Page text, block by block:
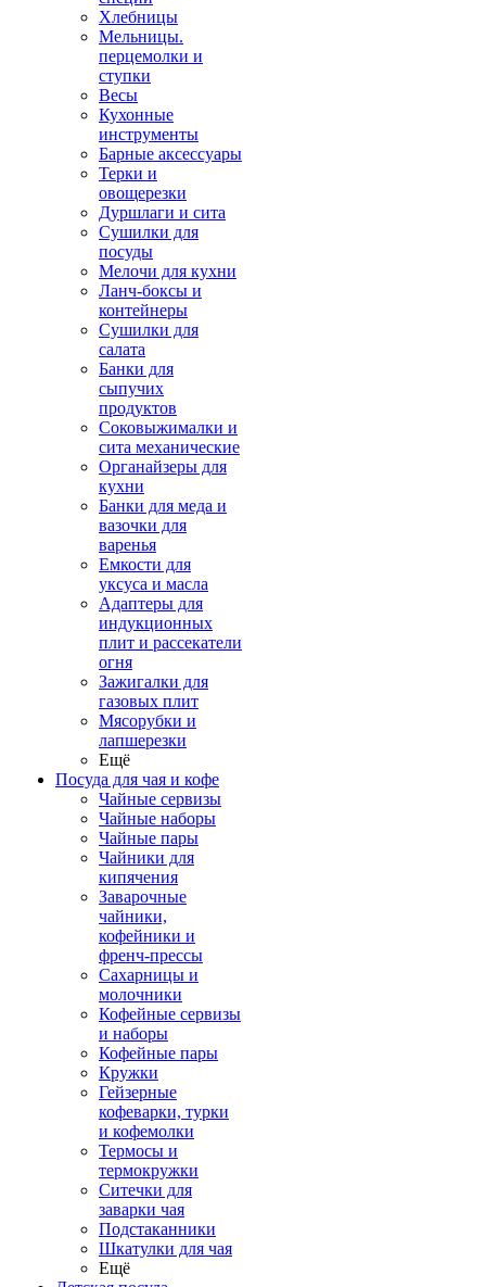
Хлебницы
Мельницы.
перцемолки и
ступки
Весы
Кухонные
инструменты
Барные аксессуары
Терки и
овощерезки
Дуршлаги и сита
Сушилки для
посуды
Мелочи для кухни
Ланч-боксы и
контейнеры
Сушилки для
салата
Банки для
сыпучих
продуктов
Соковыжималки и
сита механические
Органайзеры для
кухни
Банки для меда и
вазочки для
варенья
Емкости для
уксуса и масла
Адаптеры для
индукционных
плит и рассекатели
огня
Зажигалки для
газовых плит
Мясорубки и
лапшерезки
Ещё
Посуда для чая и кофе
Чайные сервизы
Чайные наборы
Чайные пары
Чайники для
кипячения
Заварочные
чайники,
кофейники и
френч-прессы
Сахарницы и
молочники
Кофейные сервизы
и наборы
Кофейные пары
Кружки
Гейзерные
кофеварки, турки
и кофемолки
Термосы и
термокружки
Ситечки для
заварки чая
Подстаканники
Шкатулки для чая
Ещё